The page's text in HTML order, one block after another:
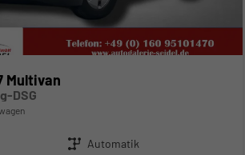
Multivan
DSG
Getriebe Automatik